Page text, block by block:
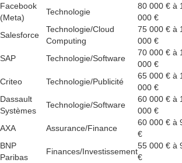
Facebook
(Meta)
Technologie
80 000 € à
000 €
Salesforce
Technologie/Cloud
Computing
75 000 € à
000 €
SAP Technologie/Software
70 000 € à
000 €
Criteo
Technologie/Publicité
65 000 € à
000 €
Dassault
Systèmes
Technologie/Software
60 000 € à
000 €
AXA
Assurance/Finance
60 000 € à
€
BNP
Paribas
Finances/Investissement
55 000 € à
€